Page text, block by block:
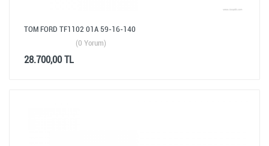
TOM FORD TF1102 01A 59-16-140
(0 Yorum)
28.700,00 TL